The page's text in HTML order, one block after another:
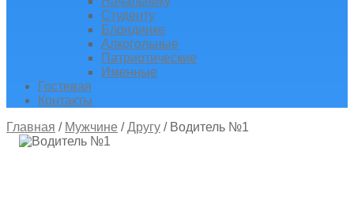
Студенту
Блондинке
Алкогольные
Патриотические
Именные
Гостевая
Контакты
Главная / Мужчине /Другу / Водитель №1